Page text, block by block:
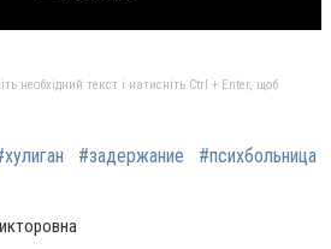
необхідний текст і натисніть Ctrl + Enter, щоб
#задержание #психбольница